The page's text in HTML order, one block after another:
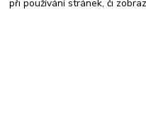
při používání stránek, či